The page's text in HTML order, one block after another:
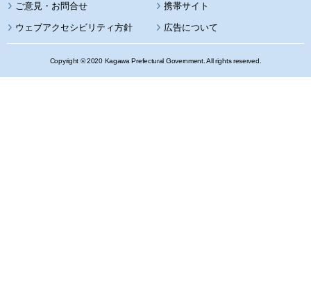
携帯サイト
ウェブアクセシビリティ方針 広告について
Copyright © 2020 Kagawa Prefectural Government. All rights reserved.